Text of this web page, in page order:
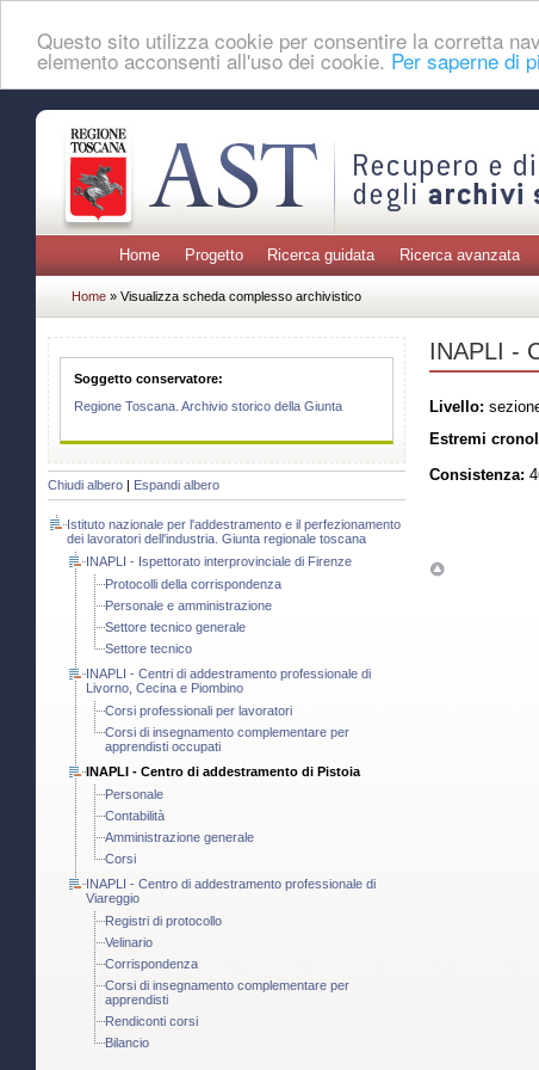
Questo sito utilizza cookie per consentire la corretta
elemento acconsenti all'uso dei cookie. Per saperne di
Home Progetto Ricerca guidata Ricerca avanzata
Home » Visualizza scheda complesso archivistico
Soggetto conservatore:
Regione Toscana. Archivio storico della Giunta
Chiudi albero Espandi albero
Istituto nazionale per l'addestramento e il perfezionamento
dei lavoratori dell'industria. Giunta regionale toscana
INAPLI - Ispettorato interprovinciale di Firenze
Protocolli della corrispondenza
Personale e amministrazione
Settore tecnico generale
Settore tecnico
INAPLI - Centri di addestramento professionale di
Livorno, Cecina e Piombino
Corsi professionali per lavoratori
Corsi di insegnamento complementare per
apprendisti occupati
INAPLI - Centro di addestramento di Pistoia
Personale
Contabilità
Amministrazione generale
Corsi
INAPLI - Centro di addestramento professionale di
Viareggio
Registri di protocollo
Velinario
Corrispondenza
Corsi di insegnamento complementare per
apprendisti
Rendiconti corsi
Bilancio
INAPLI -
Livello:
Estremi
Consistenza: